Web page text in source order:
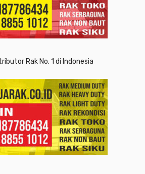
Rak No. 1 di Indonesia